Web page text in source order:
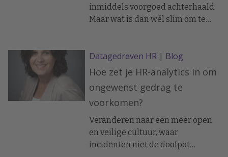
Irma Doze.
inmiddels voorgoed achterhaald.
Maar wat is dan wél slim om te
Datagedreven HR | Blog
Hoe zet je HR-analytics in om
ongewenst gedrag te
voorkomen?
Veranderen naar een meer open
en veilige cultuur, waar
incidenten niet de doofpot